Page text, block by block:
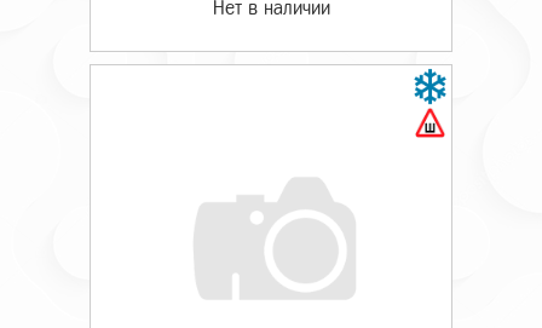
Нет в наличии